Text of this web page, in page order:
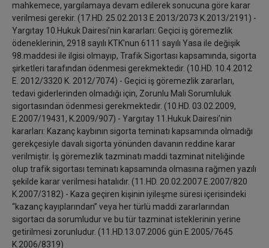
mahkemece, yargılamaya devam edilerek sonucuna göre karar
verilmesi gerekir. (17.HD. 25.02.2013 E.2013/2073 K.2013/2191) -
Yargıtay 10.Hukuk Dairesi’nin kararları: Geçici iş göremezlik
ödeneklerinin, 2918 sayılı KTK'nun 6111 sayılı Yasa ile değişik
98.maddesi ile ilgisi olmayıp, Trafik Sigortası kapsamında, sigorta
şirketleri tarafından ödenmesi gerekmektedir. (10.HD. 10.4.2012
E. 2012/3320 K. 2012/7074) - Geçici iş göremezlik zararları,
tedavi giderlerinden olmadığı için, Zorunlu Mali Sorumluluk
sigortasından ödenmesi gerekmektedir. (10.HD. 03.02.2009,
E.2007/19431, K.2009/907) - Yargıtay 11.Hukuk Dairesi’nin
kararları: Kazanç kaybının sigorta teminatı kapsamında olmadığı
gerekçesiyle davalı sigorta yönünden davanın reddine karar
verilmiştir. İş göremezlik tazminatı maddi tazminat niteliğinde
olup trafik sigortası teminatı kapsamında olmasına rağmen yazılı
şekilde karar verilmesi hatalıdır. (11.HD. 20.02.2007 E.2007/820
K.2007/3182) - Kaza geçiren kişinin iyileşme süresi içerisindeki
“kazanç kayıplarından” veya her türlü maddi zararlarından
sigortacı da sorumludur ve bu tür tazminat isteklerinin yerine
getirilmesi zorunludur. (11.HD.13.07.2006 gün E.2005/7645
K.2006/8319)